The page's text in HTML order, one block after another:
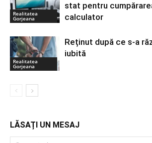
Realitatea
Gorjeana
stat pentru
calculator
Realitatea
Gorjeana
Reținut după ce s-a
iubită
LĂSAȚI UN MESAJ